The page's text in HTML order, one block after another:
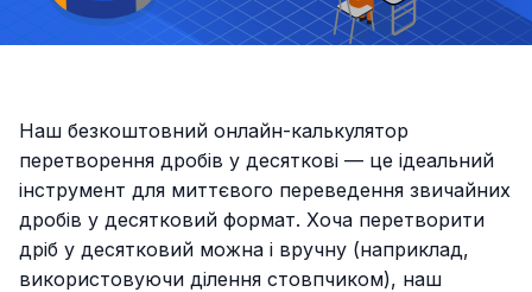
Наш безкоштовний онлайн-калькулятор
перетворення дробів у десяткові — це ідеальний
інструмент для миттєвого переведення звичайних
дробів у десятковий формат. Хоча перетворити
дріб у десятковий можна і вручну (наприклад,
використовуючи ділення стовпчиком), наш